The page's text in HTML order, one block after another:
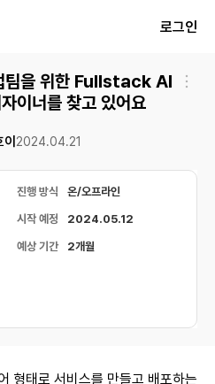
로그인
팀을 위한 Fullstack AI
이너를 찾고 있어요
2024.04.21
진행 방식 온/오프라인
시작 예정 2024.05.12
예상 기간 2개월
형태로 서비스를 만들고 배포하는